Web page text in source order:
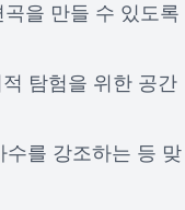
을 만들 수 있도록
탐험을 위한 공간
수를 강조하는 등 맞